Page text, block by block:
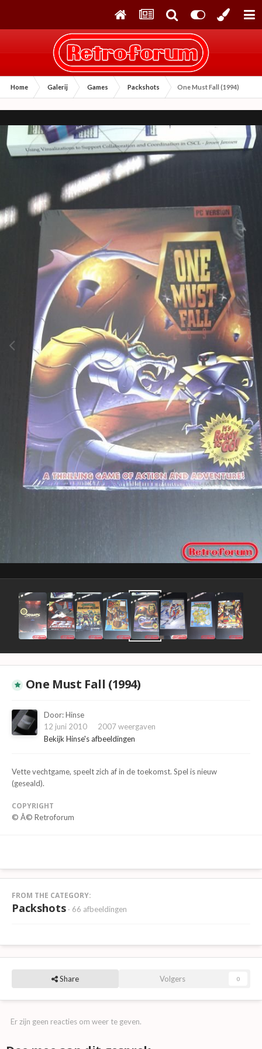
Home Galerij Games Packshots One Must Fall (1994)
One Must Fall (1994)
Door:Hinse
12 juni 2010
2007 weergaven
Bekijk Hinse's afbeeldingen
Vette vechtgame, speelt zich af in de toekomst. Spel is nieuw
(geseald).
COPYRIGHT
© Â© Retroforum
FROM THE CATEGORY:
Packshots · 66 afbeeldingen
Share Volgers 0
Er zijn geen reacties om weer te geven.